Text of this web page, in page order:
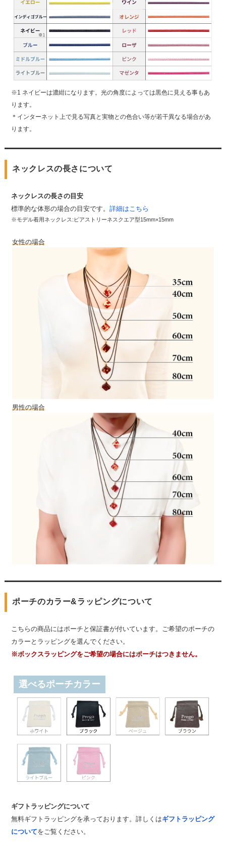
※1 ネイビーは濃紺になります。光の角度によっては黒色に見える事もあ
ります。
＊インターネット上で見る写真と実物との色合い等が若干異なる場合があ
ります。
ネックレスの長さについて
ネックレスの長さの目安
標準的な体形の場合の目安です。 詳細はこちら
※モデル着用ネックレス:ピアストリーネスクエア型15mm×15mm
女性の場合
男性の場合
ポーチのカラー&ラッピングについて
こちらの商品にはポーチと保証書が付いています。ご希望のポーチの
カラーとラッピングを選んでください。
※ボックスラッピングをご希望の場合にはポーチはつきません。
選べるポーチカラー
ギフトラッピングについて
無料ギフトラッピングを承っております。詳しくはギフトラッピング
についてをご覧ください。